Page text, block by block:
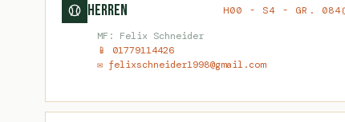
Herren
H00 - S4 - GR. 084
MF: Felix Schneider
📱 01779114426
✉ felixschneider1998@gmail.com